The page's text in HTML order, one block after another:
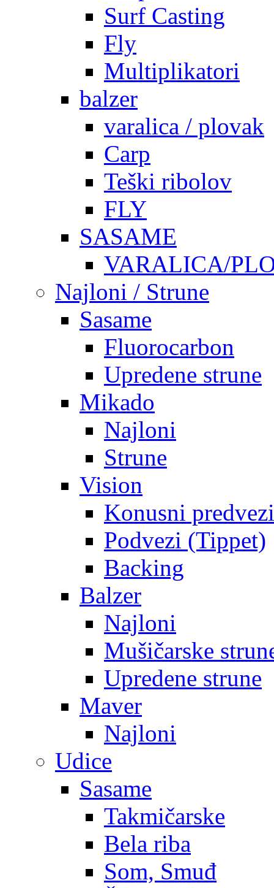
Surf Casting
Fly
Multiplikatori
balzer
varalica / plovak
Carp
Teški ribolov
FLY
SASAME
VARALICA/
Najloni / Strune
Sasame
Fluorocarbon
Upredene strune
Mikado
Najloni
Strune
Vision
Konusni predvezi
Podvezi (Tippet)
Backing
Balzer
Najloni
Mušičarske
Upredene strune
Maver
Najloni
Udice
Sasame
Takmičarske
Bela riba
Som, Smuđ